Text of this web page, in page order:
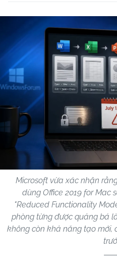
Microsoft vừa xác nhận
dùng Office 2019 for Mac
"Reduced Functionality
phòng từng được quảng bá
không còn khả năng tạo mới,